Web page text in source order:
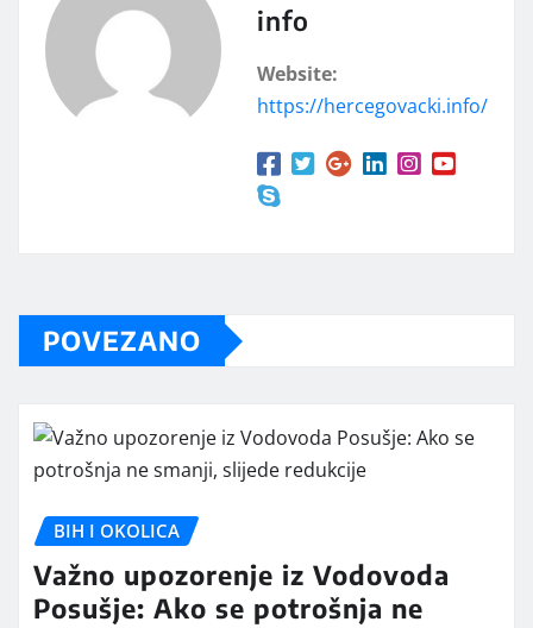
info
Website:
https://hercegovacki.info/
POVEZANO
BIH I OKOLICA
Važno upozorenje iz Vodovoda
Posušje: Ako se potrošnja ne